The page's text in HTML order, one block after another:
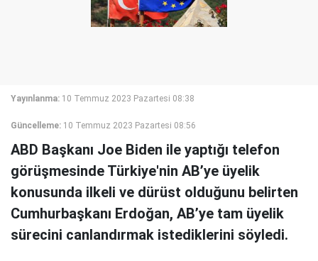
Yayınlanma: 10 Temmuz 2023 Pazartesi 08:38
Güncelleme: 10 Temmuz 2023 Pazartesi 08:56
ABD Başkanı Joe Biden ile yaptığı telefon
görüşmesinde Türkiye'nin AB’ye üyelik
konusunda ilkeli ve dürüst olduğunu belirten
Cumhurbaşkanı Erdoğan, AB’ye tam üyelik
sürecini canlandırmak istediklerini söyledi.